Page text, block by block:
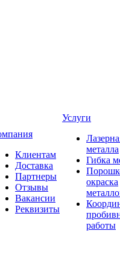
Клиентам
Доставка
Партнеры
Отзывы
Вакансии
Реквизиты
Услуги
металла
Гибка
окраска
работы